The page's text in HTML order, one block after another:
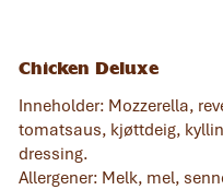
Chicken Deluxe
Inneholder: Mozzerella,
tomatsaus, kjøttdeig,
dressing.
Allergener: Melk, mel,